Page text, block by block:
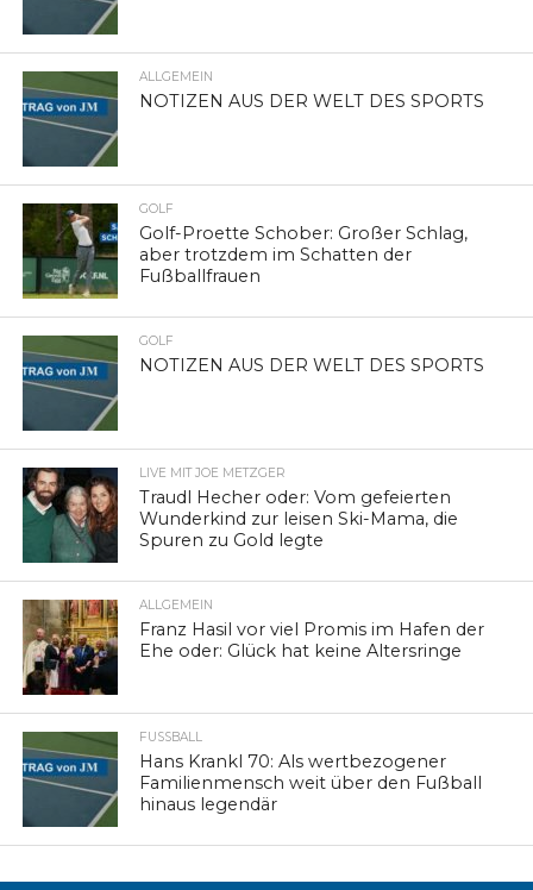
ALLGEMEIN
NOTIZEN AUS DER WELT DES SPORTS
GOLF
Golf-Proette Schober: Großer Schlag,
aber trotzdem im Schatten der
Fußballfrauen
GOLF
NOTIZEN AUS DER WELT DES SPORTS
LIVE MIT JOE METZGER
Traudl Hecher oder: Vom gefeierten
Wunderkind zur leisen Ski-Mama, die
Spuren zu Gold legte
ALLGEMEIN
Franz Hasil vor viel Promis im Hafen der
Ehe oder: Glück hat keine Altersringe
FUSSBALL
Hans Krankl 70: Als wertbezogener
Familienmensch weit über den Fußball
hinaus legendär